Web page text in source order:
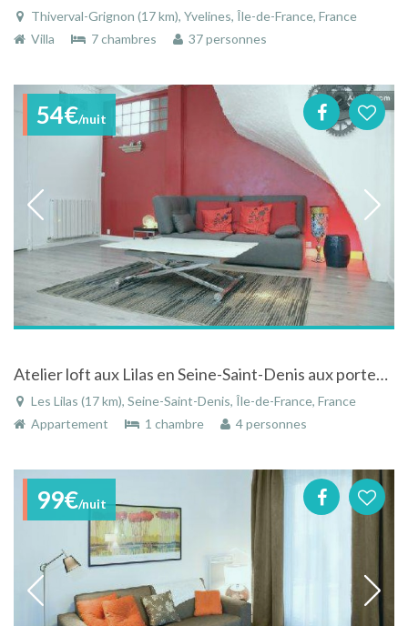
Thiverval-Grignon (17 km), Yvelines, Île-de-France, France
Villa
7 chambres 37 personnes
54€/nuit
Atelier loft aux Lilas en Seine-Saint-Denis aux portes de Paris
Les Lilas (17 km), Seine-Saint-Denis, Île-de-France, France
Appartement
1 chambre 4 personnes
99€/nuit